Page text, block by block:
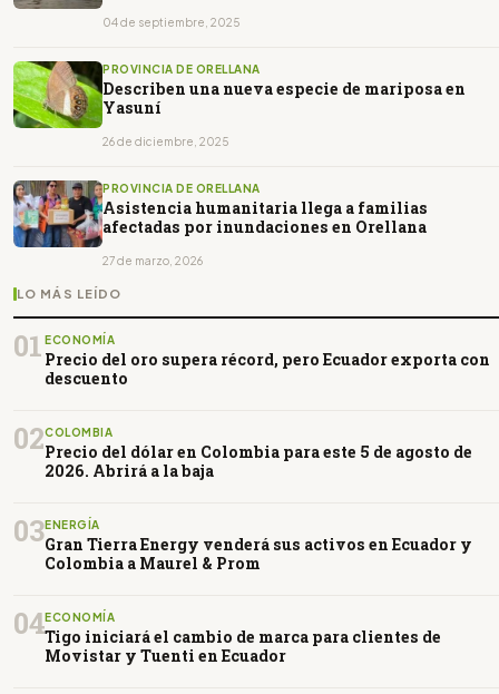
04 de septiembre, 2025
PROVINCIA DE ORELLANA
Describen una nueva especie de mariposa en
Yasuní
26 de diciembre, 2025
PROVINCIA DE ORELLANA
Asistencia humanitaria llega a familias
afectadas por inundaciones en Orellana
27 de marzo, 2026
LO MÁS LEÍDO
01 ECONOMÍA
Precio del oro supera récord, pero Ecuador exporta con
descuento
02COLOMBIA
Precio del dólar en Colombia para este 5 de agosto de
2026. Abrirá a la baja
03ENERGÍA
Gran Tierra Energy venderá sus activos en Ecuador y
Colombia a Maurel & Prom
04ECONOMÍA
Tigo iniciará el cambio de marca para clientes de
Movistar y Tuenti en Ecuador